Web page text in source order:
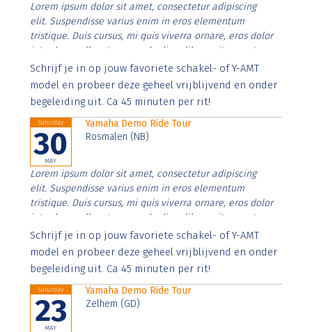
Lorem ipsum dolor sit amet, consectetur adipiscing
elit. Suspendisse varius enim in eros elementum
tristique. Duis cursus, mi quis viverra ornare, eros dolor
interdum nulla, ut commodo diam libero vitae erat.
Aenean faucibus nibh et justo cursus id rutrum lorem
imperdiet. Nunc ut sem vitae risus tristique posuere.
Schrijf je in op jouw favoriete schakel- of Y-AMT
model en probeer deze geheel vrijblijvend en onder
begeleiding uit. Ca 45 minuten per rit!
Saturday
30
MAY
Yamaha Demo Ride Tour
Rosmalen (NB)
Lorem ipsum dolor sit amet, consectetur adipiscing
elit. Suspendisse varius enim in eros elementum
tristique. Duis cursus, mi quis viverra ornare, eros dolor
interdum nulla, ut commodo diam libero vitae erat.
Aenean faucibus nibh et justo cursus id rutrum lorem
imperdiet. Nunc ut sem vitae risus tristique posuere.
Schrijf je in op jouw favoriete schakel- of Y-AMT
model en probeer deze geheel vrijblijvend en onder
begeleiding uit. Ca 45 minuten per rit!
Saturday
23
MAY
Yamaha Demo Ride Tour
Zelhem (GD)